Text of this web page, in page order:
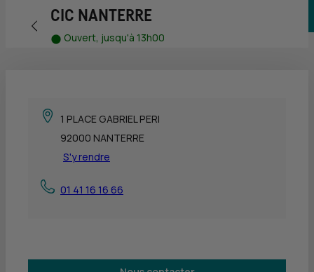
Retour vers la page précédente
CIC NANTERRE
Ouvert, jusqu'à 13h00
1 PLACE GABRIEL PERI
92000 NANTERRE
S'y rendre
01 41 16 16 66